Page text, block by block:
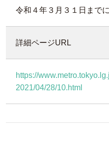
令和４年３月３１日まで
詳細ページURL
https://
2021/04/28/10.html